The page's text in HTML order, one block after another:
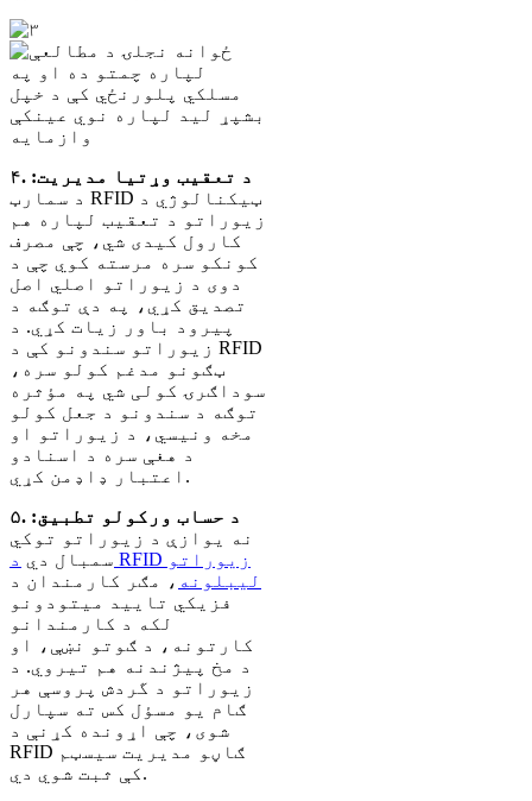
۴. د تعقیب وړتیا مدیریت:
د سمارټ RFID ټیکنالوژي د
زیوراتو د تعقیب لپاره هم
کارول کیدی شي، چې مصرف
کونکو سره مرسته کوي چې د
دوی د زیوراتو اصلي اصل
تصدیق کړي، په دې توګه د
پیرود باور زیات کړي. د
زیوراتو سندونو کې د RFID
ټګونو مدغم کولو سره،
سوداګرۍ کولی شي په مؤثره
توګه د سندونو د جعل کولو
مخه ونیسي، د زیوراتو او
د هغې سره د اسنادو
اعتبار ډاډمن کړي.
۵. د حساب ورکولو تطبیق:
نه یوازې د زیوراتو توکي
سمبال دي د RFID زیوراتو
لیبلونه ، مګر کارمندان د
فزیکي تایید میتودونو
لکه د کارمندانو
کارتونه، د ګوتو نښې، او
د مخ پیژندنه هم تیروي. د
زیوراتو د گردش پروسې هر
ګام یو مسؤل کس ته سپارل
شوی، چې اړونده کړنې د
RFID ګاڼو مدیریت سیسټم
کې ثبت شوي دي.